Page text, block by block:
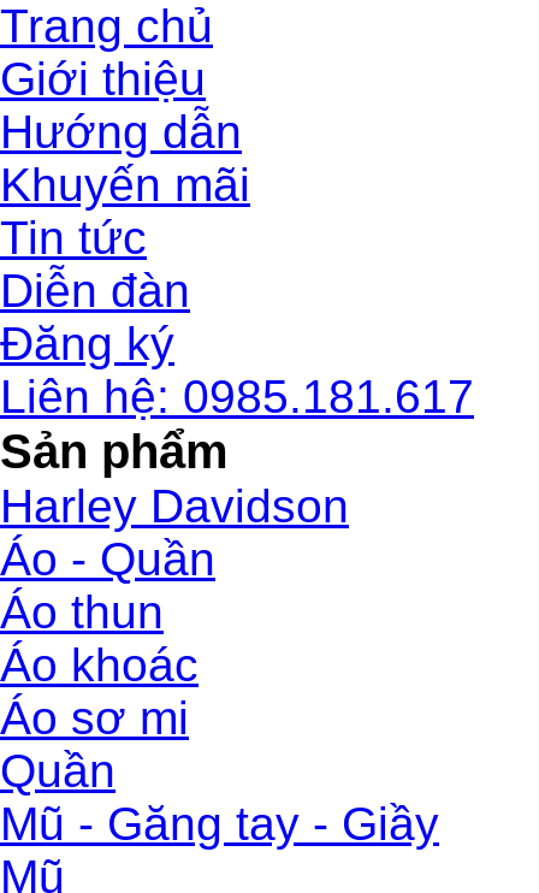
Trang chủ
Giới thiệu
Hướng dẫn
Khuyến mãi
Tin tức
Diễn đàn
Đăng ký
Liên hệ: 0985.181.617
Sản phẩm
Harley Davidson
Áo - Quần
Áo thun
Áo khoác
Áo sơ mi
Quần
Mũ - Găng tay - Giầy
Mũ